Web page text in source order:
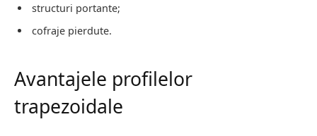
structuri portante;
cofraje pierdute.
Avantajele profilelor
trapezoidale